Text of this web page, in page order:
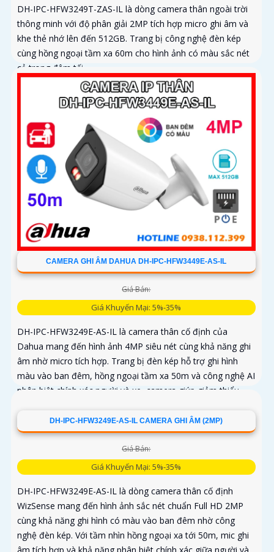
DH-IPC-HFW3249T-ZAS-IL là dòng camera thân ngoài trời
thông minh với độ phân giải 2MP tích hợp micro ghi âm và
khe thẻ nhớ lên đến 512GB. Trang bị công nghệ đèn kép
cùng hồng ngoại tầm xa 60m cho hình ảnh có màu sắc nét
cả trong đêm tối
CAMERA GHI ÂM DAHUA DH-IPC-HFW3449E-AS-IL
Giá Bán:
Giá Khuyến Mại: 5%-35%
DH-IPC-HFW3249E-AS-IL là camera thân cố định của
Dahua mang đến hình ảnh 4MP siêu nét cùng khả năng ghi
âm nhờ micro tích hợp. Trang bị đèn kép hỗ trợ ghi hình
màu vào ban đêm, hồng ngoại tầm xa 50m và công nghệ AI
phân biệt chính xác người và xe, camera giúp giảm thiểu
DH-IPC-HFW3249E-AS-IL CAMERA GHI ÂM (2MP)
Giá Bán:
Giá Khuyến Mại: 5%-35%
DH-IPC-HFW3249E-AS-IL là dòng camera thân cố định
WizSense mang đến hình ảnh sắc nét chuẩn Full HD 2MP
cùng khả năng ghi hình có màu vào ban đêm nhờ công
nghệ đèn kép. Với tầm nhìn hồng ngoại xa tới 50m, mic ghi